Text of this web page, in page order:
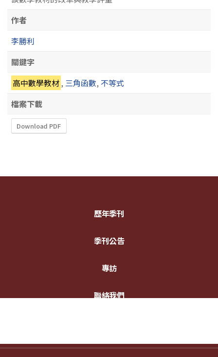
作者
李勝利
關鍵字
高中數學教材, 三角函數, 不等式
檔案下載
Download PDF
歷年季刊
季刊公告
專訪
聯絡我們